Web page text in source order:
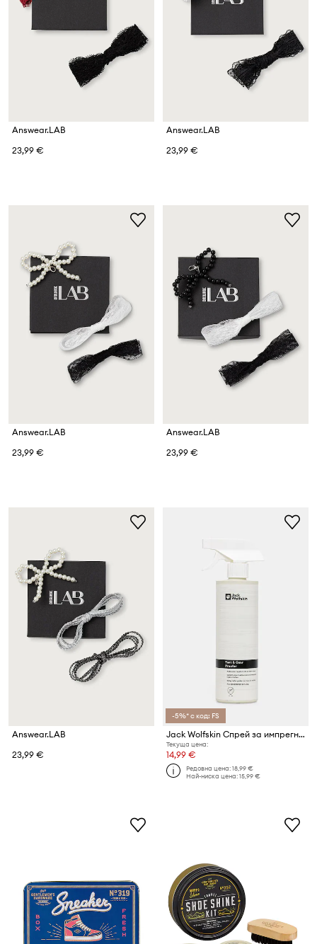
Answear.LAB
23,99 €
Answear.LAB
23,99 €
Answear.LAB
23,99 €
Answear.LAB
23,99 €
Answear.LAB
23,99 €
-5%* с код: FS
Jack Wolfskin Спрей за импрегниране
Текуща цена:
14,99 €
Редовна цена:18,99 €
Най-ниска цена:15,99 €